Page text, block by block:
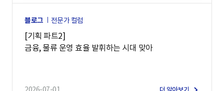
블로그 전문가 컬럼
[기획 파트2]
금융, 물류 운영 효율 발휘하는 시대 맞아